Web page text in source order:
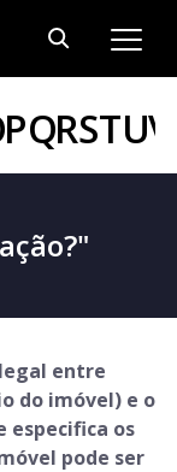
PQRSTUV
entre
do imóvel) e o
especifica os
pode ser